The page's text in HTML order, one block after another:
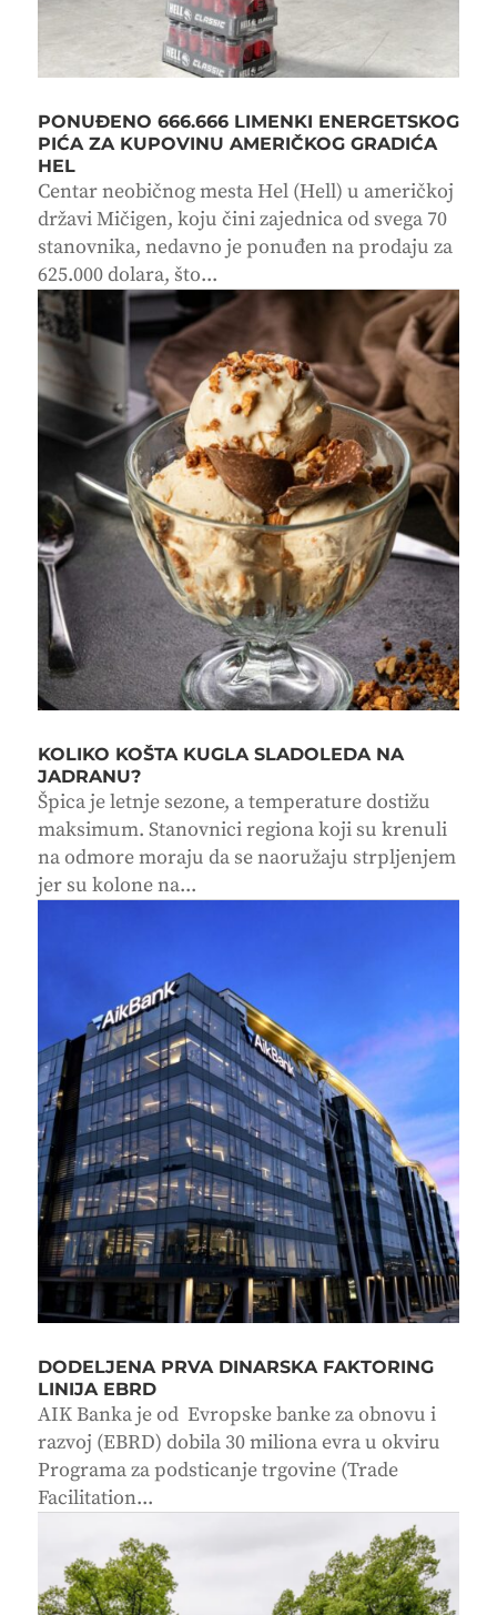
PONUĐENO 666.666 LIMENKI ENERGETSKOG
PIĆA ZA KUPOVINU AMERIČKOG GRADIĆA
HEL
Centar neobičnog mesta Hel (Hell) u američkoj
državi Mičigen, koju čini zajednica od svega 70
stanovnika, nedavno je ponuđen na prodaju za
625.000 dolara, što...
KOLIKO KOŠTA KUGLA SLADOLEDA NA
JADRANU?
Špica je letnje sezone, a temperature dostižu
maksimum. Stanovnici regiona koji su krenuli
na odmore moraju da se naoružaju strpljenjem
jer su kolone na...
DODELJENA PRVA DINARSKA FAKTORING
LINIJA EBRD
AIK Banka je od Evropske banke za obnovu i
razvoj (EBRD) dobila 30 miliona evra u okviru
Programa za podsticanje trgovine (Trade
Facilitation...